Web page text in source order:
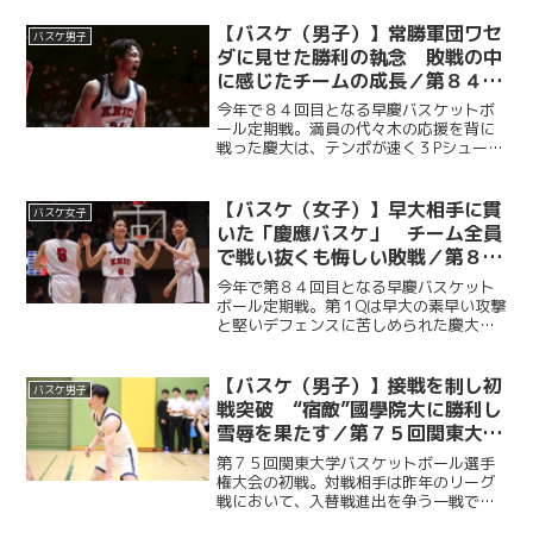
バスケ男子
【バスケ（男子）】常勝軍団ワセ
ダに見せた勝利の執念 敗戦の中
に感じたチームの成長／第８４回
早慶バスケットボール定期戦
今年で８４回目となる早慶バスケットボ
ール定期戦。満員の代々木の応援を背に
戦った慶大は、テンポが速く３Pシュート
北）や桑原佑尚（総２・済々黌）を中心
に得点を重ねていく。早大...
バスケ女子
【バスケ（女子）】早大相手に貫
いた「慶應バスケ」 チーム全員
で戦い抜くも悔しい敗戦／第８４
回早慶バスケットボール定期戦
今年で第８４回目となる早慶バスケット
ボール定期戦。第１Qは早大の素早い攻撃
と堅いデフェンスに苦しめられた慶大だ
を喫したものの、最後まで慶應らしい泥
臭いバスケを貫き、４...
バスケ男子
【バスケ（男子）】接戦を制し初
戦突破 “宿敵”國學院大に勝利し
雪辱を果たす／第７５回関東大学
バスケットボール選手権大会vs國
學院大
第７５回関東大学バスケットボール選手
権大会の初戦。対戦相手は昨年のリーグ
戦において、入替戦進出を争う一戦で敗